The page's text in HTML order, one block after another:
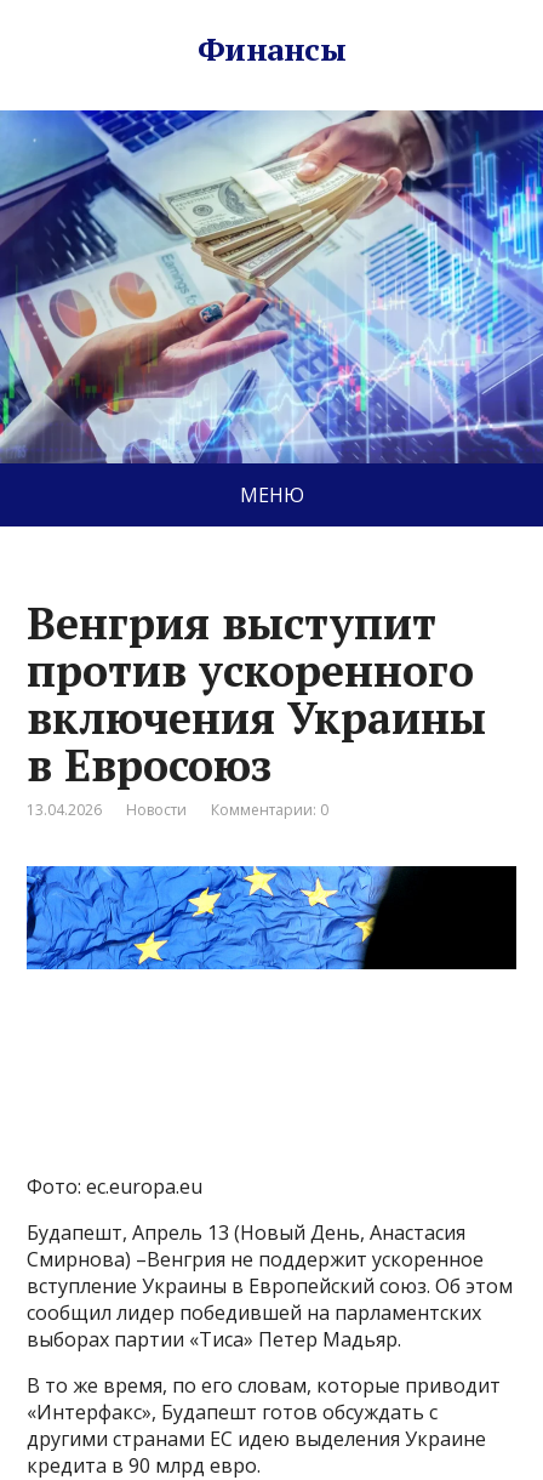
Финансы
МЕНЮ
Венгрия выступит
против ускоренного
включения Украины
в Евросоюз
13.04.2026 Новости Комментарии: 0
Фото: ec.europa.eu
Будапешт, Апрель 13 (Новый День, Анастасия
Смирнова) –Венгрия не поддержит ускоренное
вступление Украины в Европейский союз. Об этом
сообщил лидер победившей на парламентских
выборах партии «Тиса» Петер Мадьяр.
В то же время, по его словам, которые приводит
«Интерфакс», Будапешт готов обсуждать с
другими странами ЕС идею выделения Украине
кредита в 90 млрд евро.